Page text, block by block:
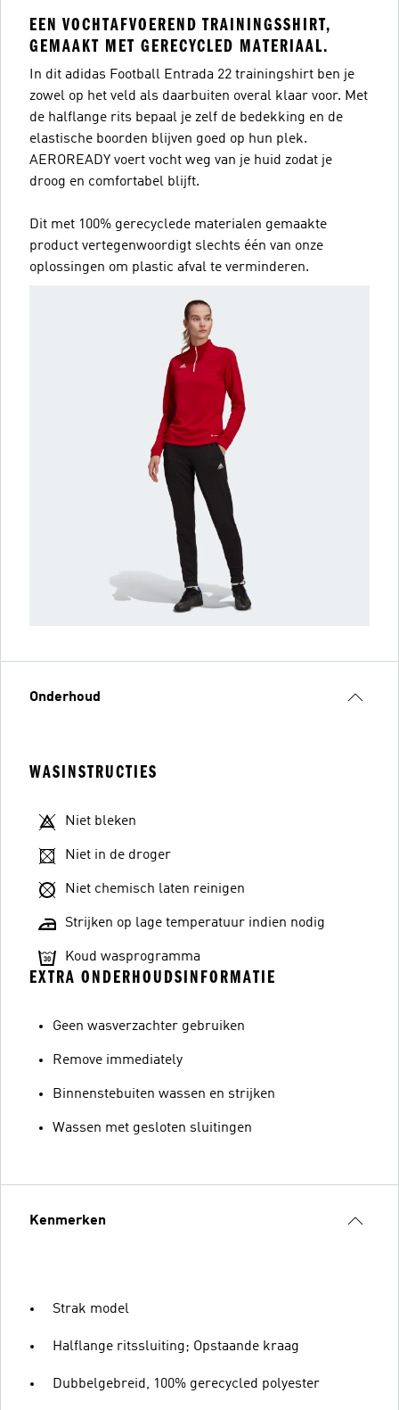
EEN VOCHTAFVOEREND TRAININGSSHIRT,
GEMAAKT MET GERECYCLED MATERIAAL.
In dit adidas Football Entrada 22 trainingshirt ben je
zowel op het veld als daarbuiten overal klaar voor. Met
de halflange rits bepaal je zelf de bedekking en de
elastische boorden blijven goed op hun plek.
AEROREADY voert vocht weg van je huid zodat je
droog en comfortabel blijft.
Dit met 100% gerecyclede materialen gemaakte
product vertegenwoordigt slechts één van onze
oplossingen om plastic afval te verminderen.
Onderhoud
WASINSTRUCTIES
Niet bleken
Niet in de droger
Niet chemisch laten reinigen
Strijken op lage temperatuur indien nodig
Koud wasprogramma
EXTRA ONDERHOUDSINFORMATIE
Geen wasverzachter gebruiken
Remove immediately
Binnenstebuiten wassen en strijken
Wassen met gesloten sluitingen
Kenmerken
Strak model
Halflange ritssluiting; Opstaande kraag
Dubbelgebreid, 100% gerecycled polyester